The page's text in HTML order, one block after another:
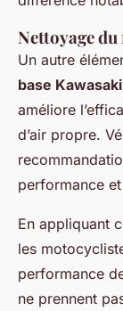
Nettoyage
Un autre
base Kawasaki
améliore
d’air propre.
performance
En appliquant
les
performance
ne prennent